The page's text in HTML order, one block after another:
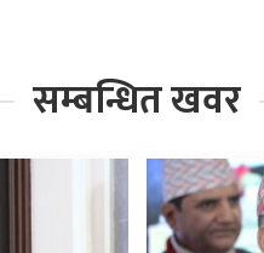
सम्बन्धित खवर